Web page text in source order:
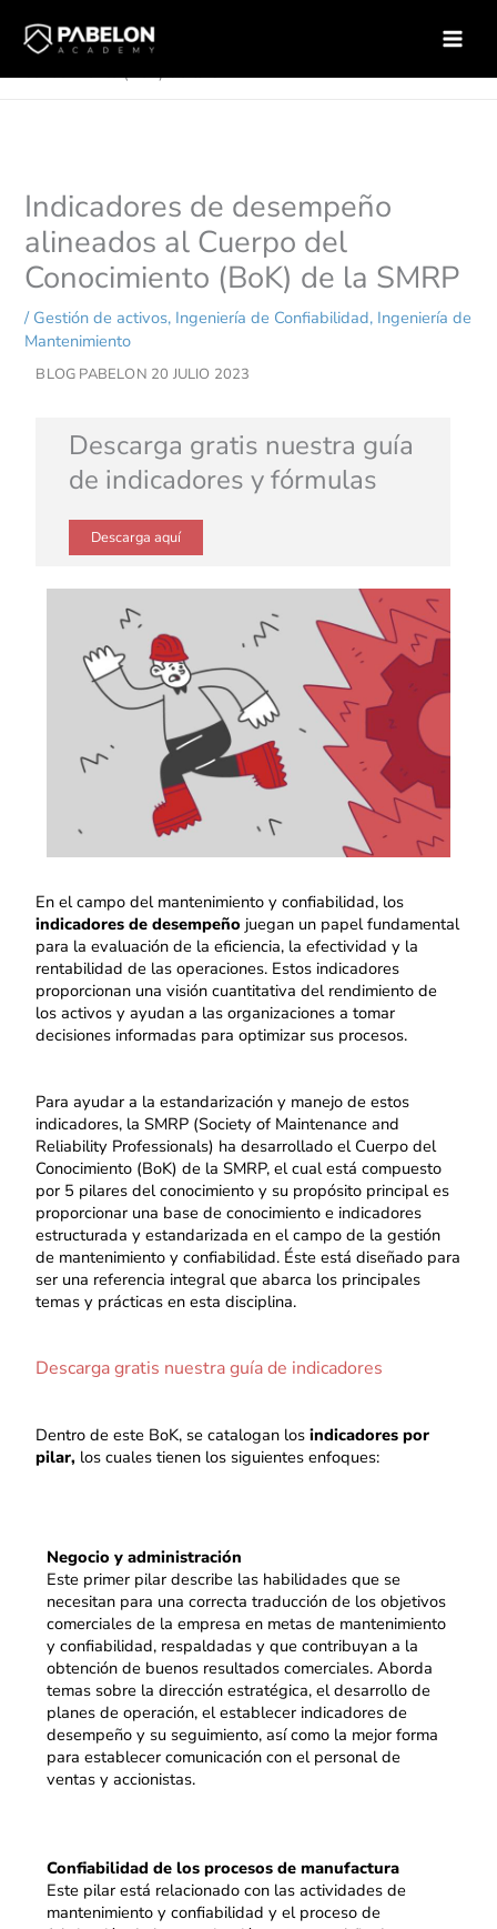
contenido
Inicio
Gestión de activos
Indicadores de desempeño alineados al Cuerpo del
Indicadores de desempeño
alineados al Cuerpo del
Conocimiento (BoK) de la SMRP
/ Gestión de activos, Ingeniería de Confiabilidad, Ingeniería de
Mantenimiento
BLOG PABELON 20 JULIO 2023
Descarga gratis nuestra guía
de indicadores y fórmulas
Descarga aquí
En el campo del mantenimiento y confiabilidad, los
indicadores de desempeño juegan un papel fundamental
para la evaluación de la eficiencia, la efectividad y la
rentabilidad de las operaciones. Estos indicadores
proporcionan una visión cuantitativa del rendimiento de
los activos y ayudan a las organizaciones a tomar
decisiones informadas para optimizar sus procesos.
Para ayudar a la estandarización y manejo de estos
indicadores, la SMRP (Society of Maintenance and
Reliability Professionals) ha desarrollado el Cuerpo del
Conocimiento (BoK) de la SMRP, el cual está compuesto
por 5 pilares del conocimiento y su propósito principal es
proporcionar una base de conocimiento e indicadores
estructurada y estandarizada en el campo de la gestión
de mantenimiento y confiabilidad. Éste está diseñado para
ser una referencia integral que abarca los principales
temas y prácticas en esta disciplina.
Descarga gratis nuestra guía de indicadores
Dentro de este BoK, se catalogan los indicadores por
pilar, los cuales tienen los siguientes enfoques:
Negocio y administración
Este primer pilar describe las habilidades que se
necesitan para una correcta traducción de los objetivos
comerciales de la empresa en metas de mantenimiento
y confiabilidad, respaldadas y que contribuyan a la
obtención de buenos resultados comerciales. Aborda
temas sobre la dirección estratégica, el desarrollo de
planes de operación, el establecer indicadores de
desempeño y su seguimiento, así como la mejor forma
para establecer comunicación con el personal de
ventas y accionistas.
Confiabilidad de los procesos de manufactura
Este pilar está relacionado con las actividades de
mantenimiento y confiabilidad y el proceso de